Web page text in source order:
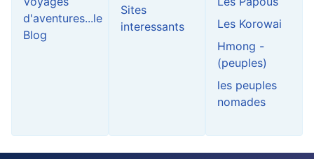
d'aventures...le
Blog
Sites
interessants
Les Korowai
Hmong -
(peuples)
les peuples
nomades